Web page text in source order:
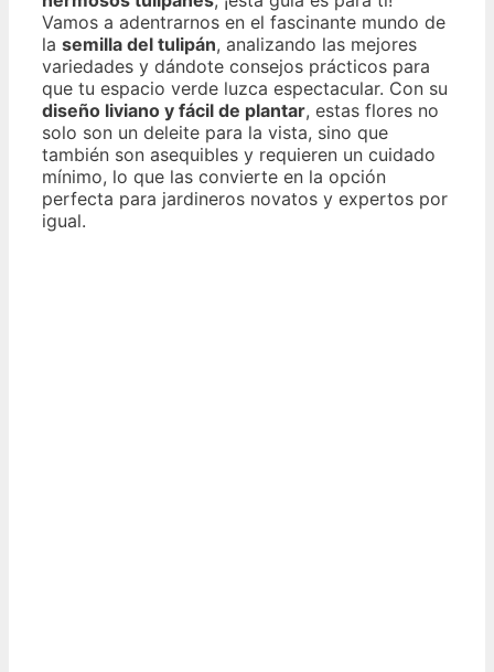
Vamos a adentrarnos en el fascinante mundo de
la semilla del tulipán, analizando las mejores
variedades y dándote consejos prácticos para
que tu espacio verde luzca espectacular. Con su
diseño liviano y fácil de plantar, estas flores no
solo son un deleite para la vista, sino que
también son asequibles y requieren un cuidado
mínimo, lo que las convierte en la opción
perfecta para jardineros novatos y expertos por
igual.